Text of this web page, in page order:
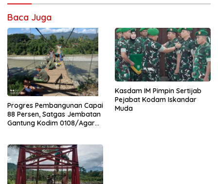
Baca Juga
Progres Pembangunan Capai
88 Persen, Satgas Jembatan
Gantung Kodim 0108/Agara
Kasdam IM Pimpin Sertijab
Pejabat Kodam Iskandar
Muda